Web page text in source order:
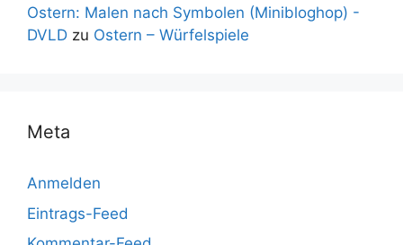
Ostern: Malen nach Symbolen (Minibloghop) -
DVLD zu Ostern – Würfelspiele
Meta
Anmelden
Eintrags-Feed